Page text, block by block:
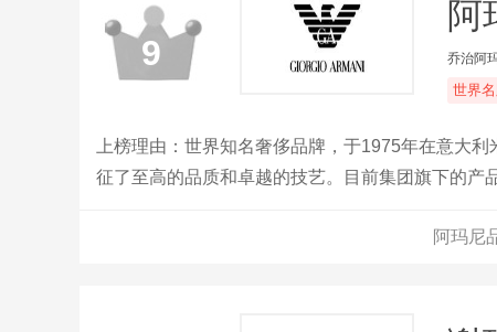
9
阿
乔治阿
世界
上榜理由：世界知名奢侈品牌，于1975年在意大
征了至高的品质和卓越的技艺。目前集团旗下的
阿玛尼